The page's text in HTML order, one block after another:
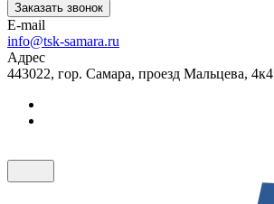
Заказать звонок
E-mail
info@tsk-samara.ru
Адрес
443022, гор. Самара, проезд Мальцева, 4к4